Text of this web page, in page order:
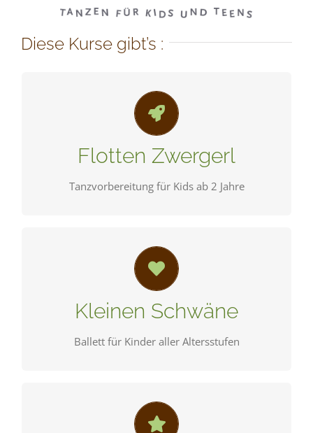
Diese Kurse gibt’s :
Flotten Zwergerl
Tanzvorbereitung für Kids ab 2 Jahre
Kunterbunte Tanzspiele zu verschiedensten
Themen… und 5,6,7,8!
Kleinen Schwäne
Ballett für Kinder aller Altersstufen
Spielerisch klassisches Ballett erlernen. Haltung,
Körperbeherrschung und Grazie!
Jazz-Tanz für jeden kleinen und größeren